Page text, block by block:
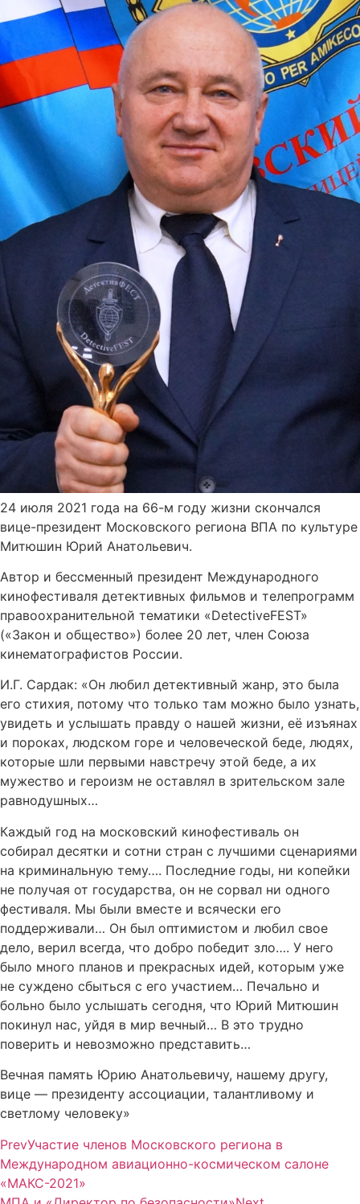
24 июля 2021 года на 66-м году жизни скончался
вице-президент Московского региона ВПА по культуре
Митюшин Юрий Анатольевич.
Автор и бессменный президент Международного
кинофестиваля детективных фильмов и телепрограмм
правоохранительной тематики «DetectiveFEST»
(«Закон и общество») более 20 лет, член Союза
кинематографистов России.
И.Г. Сардак: «Он любил детективный жанр, это была
его стихия, потому что только там можно было узнать,
увидеть и услышать правду о нашей жизни, её изъянах
и пороках, людском горе и человеческой беде, людях,
которые шли первыми навстречу этой беде, а их
мужество и героизм не оставлял в зрительском зале
равнодушных…
Каждый год на московский кинофестиваль он
собирал десятки и сотни стран с лучшими сценариями
на криминальную тему…. Последние годы, ни копейки
не получая от государства, он не сорвал ни одного
фестиваля. Мы были вместе и всячески его
поддерживали… Он был оптимистом и любил свое
дело, верил всегда, что добро победит зло…. У него
было много планов и прекрасных идей, которым уже
не суждено сбыться с его участием… Печально и
больно было услышать сегодня, что Юрий Митюшин
покинул нас, уйдя в мир вечный… В это трудно
поверить и невозможно представить…
Вечная память Юрию Анатольевичу, нашему другу,
вице — президенту ассоциации, талантливому и
светлому человеку»
PrevУчастие членов Московского региона в
Международном авиационно-космическом салоне
«МАКС-2021»